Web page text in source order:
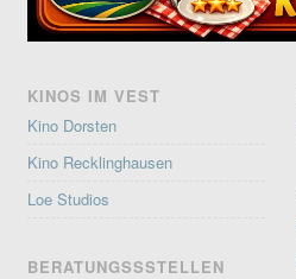
KINOS IM VEST
Kino Dorsten
Kino Recklinghausen
Loe Studios
BERATUNGSSSTELLEN